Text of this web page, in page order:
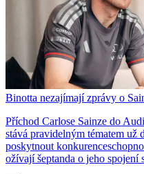
Binotta nezajímají zprávy o
Příchod Carlose Sainze do
stává pravidelným tématem už
poskytnout
ožívají šeptanda o jeho spojení